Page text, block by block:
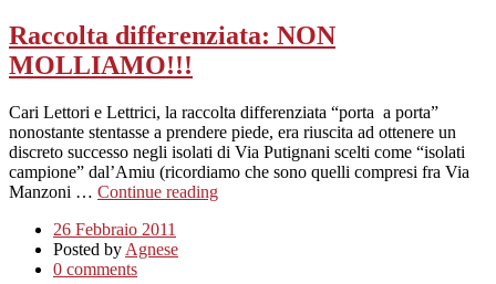
Raccolta differenziata: NON
MOLLIAMO!!!
Cari Lettori e Lettrici, la raccolta differenziata “porta a porta”
nonostante stentasse a prendere piede, era riuscita ad ottenere un
discreto successo negli isolati di Via Putignani scelti come “isolati
campione” dal’Amiu (ricordiamo che sono quelli compresi fra Via
Manzoni … Continue reading
26 Febbraio 2011
Posted by Agnese
0 comments